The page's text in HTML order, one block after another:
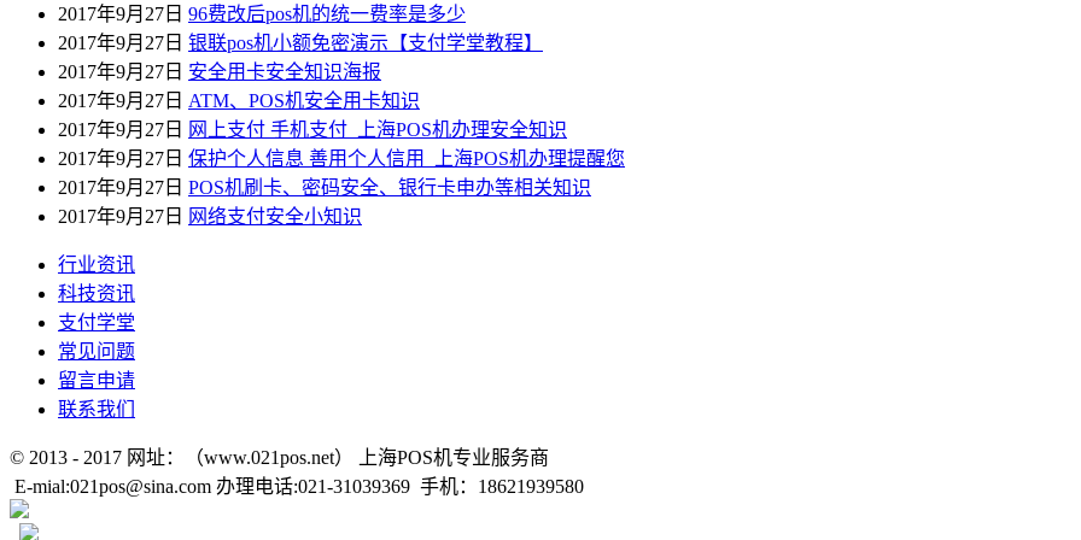
2017年9月27日 96费改后pos机的统一费率是多少
2017年9月27日 银联pos机小额免密演示【支付学堂教程】
2017年9月27日 安全用卡安全知识海报
2017年9月27日 ATM、POS机安全用卡知识
2017年9月27日
网上支付 手机支付_上海POS机办理安全知识
2017年9月27日 保护个人信息 善用个人信用_上海POS机办理提醒您
2017年9月27日 POS机刷卡、密码安全、银行卡申办等相关知识
2017年9月27日
网络支付安全小知识
行业资讯
科技资讯
支付学堂
常见问题
留言申请
联系我们
© 2013 - 2017 网址：（www.021pos.net） 上海POS机专业服务商
E-mial:021pos@sina.com 办理电话:021-31039369 手机：18621939580